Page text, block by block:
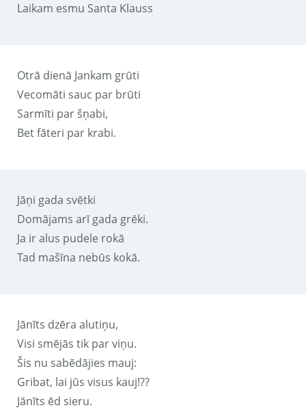
Laikam esmu Santa Klauss
Otrā dienā Jankam grūti
Vecomāti sauc par brūti
Sarmīti par šņabi,
Bet fāteri par krabi.
Jāņi gada svētki
Domājams arī gada grēki.
Ja ir alus pudele rokā
Tad mašīna nebūs kokā.
Jānīts dzēra alutiņu,
Visi smējās tik par viņu.
Šis nu sabēdājies mauj:
Gribat, lai jūs visus kauj!??
Jānīts ēd sieru.